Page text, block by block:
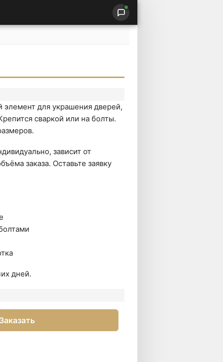
для украшения дверей,
сваркой или на болты.
зависит от
заказа. Оставьте заявку
дней.